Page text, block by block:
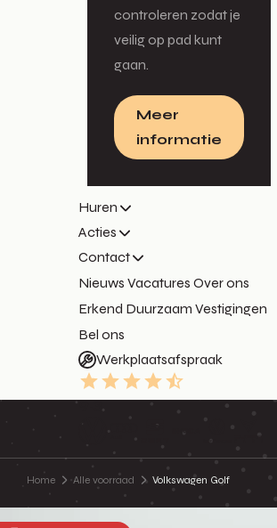
controleren zodat je
veilig op pad kunt
gaan.
Meer
informatie
Huren
Acties
Contact
Nieuws Vacatures Over ons
Erkend Duurzaam Vestigingen
Bel ons
Werkplaatsafspraak
9.3
Home Alle voorraad Volkswagen Golf